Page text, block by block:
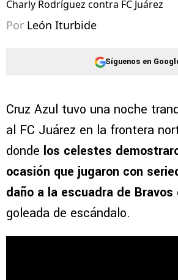
Charly Rodríguez contra FC Juárez
Por León Iturbide
Síguenos en
Cruz Azul tuvo una noche
al FC Juárez en la frontera
donde los celestes
ocasión que jugaron con
daño a la escuadra de Bravos
goleada de escándalo.